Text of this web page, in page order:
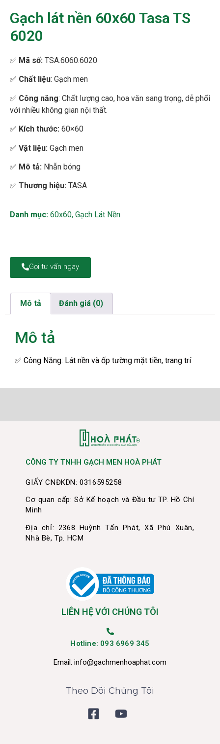
Gạch lát nền 60x60 Tasa TS
6020
✅ Mã số: TSA.6060.6020
✅ Chất liệu: Gạch men
✅ Công năng: Chất lượng cao, hoa văn sang trọng, dễ phối
với nhiều không gian nội thất.
✅ Kích thước: 60×60
✅ Vật liệu: Gạch men
✅ Mô tả: Nhẵn bóng
✅ Thương hiệu: TASA
Danh mục: 60x60, Gạch Lát Nền
Gọi tư vấn ngay
Mô tả Đánh giá (0)
Mô tả
✅ Công Năng: Lát nền và ốp tường mặt tiền, trang trí
CÔNG TY TNHH GẠCH MEN HOÀ PHÁT
GIẤY CNĐKDN: 0316595258
Cơ quan cấp: Sở Kế hoạch và Đầu tư TP. Hồ Chí
Minh
Địa chỉ: 2368 Huỳnh Tấn Phát, Xã Phú Xuân,
Nhà Bè, Tp. HCM
LIÊN HỆ VỚI CHÚNG TÔI
Hotline: 093 6969 345
Email: info@gachmenhoaphat.com
Theo Dõi Chúng Tôi